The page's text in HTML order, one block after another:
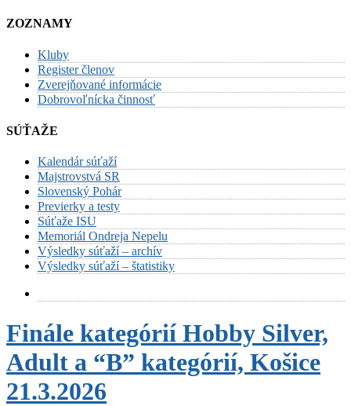
ZOZNAMY
Kluby
Register členov
Zverejňované informácie
Dobrovoľnícka činnosť
SÚŤAŽE
Kalendár súťaží
Majstrovstvá SR
Slovenský Pohár
Previerky a testy
Súťaže ISU
Memoriál Ondreja Nepelu
Výsledky súťaží – archív
Výsledky súťaží – štatistiky
Finále kategórií Hobby Silver,
Adult a “B” kategórií, Košice
21.3.2026